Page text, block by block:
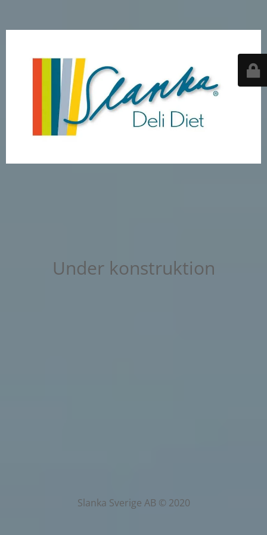
Under konstruktion
Slanka Sverige AB © 2020